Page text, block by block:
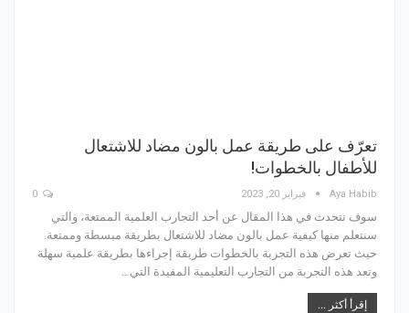
تعرّف على طريقة عمل بالون مضاد للاشتعال
للأطفال بالخطوات!
Aya Habib فبراير 20, 2023
سوف نتحدث في هذا المقال عن أحد التجارب العلمية الممتعة، والتي
سنتعلم منها كيفية عمل بالون مضاد للاشتعال بطريقة مبسطة وممتعة.
حيث تعرض هذه التجربة بالخطوات طريقة إجراءها بطريقة علمية سهلة
وتعد هذه التجربة من التجارب التعليمية المفيدة التي…
إقرأ أكثر ...